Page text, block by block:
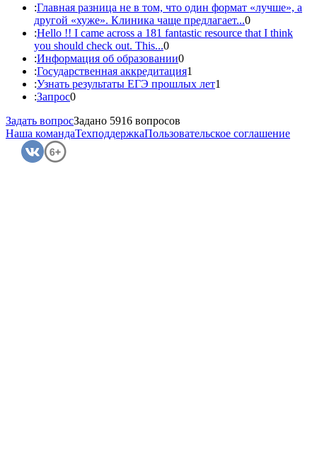
:Главная разница не в том, что один формат «лучше», а
другой «хуже». Клиника чаще предлагает...0
:Hello !! I came across a 181 fantastic resource that I think
you should check out. This...0
:Информация об образовании0
:Государственная аккредитация1
:Узнать результаты ЕГЭ прошлых лет1
:Запрос0
Задать вопросЗадано 5916 вопросов
Наша командаТехподдержкаПользовательское соглашение